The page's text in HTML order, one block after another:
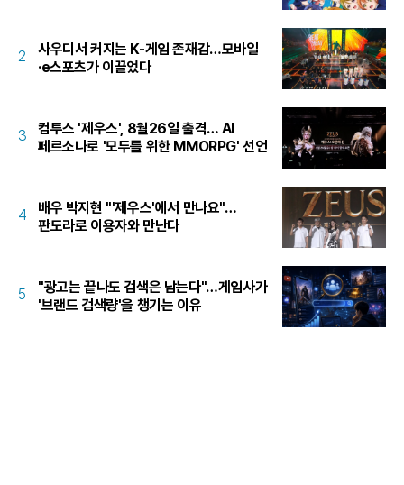
2
사우디서 커지는 K-게임 존재감…모바일
·e스포츠가 이끌었다
3
컴투스 '제우스', 8월26일 출격… AI
페르소나로 '모두를 위한 MMORPG' 선언
4
배우 박지현 "'제우스'에서 만나요"…
판도라로 이용자와 만난다
5
"광고는 끝나도 검색은 남는다"…게임사가
'브랜드 검색량'을 챙기는 이유